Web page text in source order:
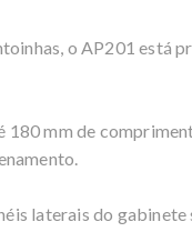
o AP201 está
mm de
laterais do